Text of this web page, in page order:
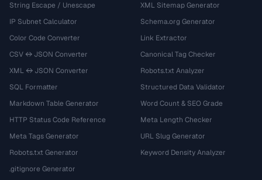
String Escape / Unescape
IP Subnet Calculator
Color Code Converter
CSV ↔ JSON Converter
XML ↔ JSON Converter
SQL Formatter
Markdown Table Generator
HTTP Status Code Reference
Meta Tags Generator
Robots.txt Generator
.gitignore Generator
XML Sitemap Generator
Schema.org Generator
Link Extractor
Canonical Tag Checker
Robots.txt Analyzer
Structured Data Validator
Word Count & SEO Grade
Meta Length Checker
URL Slug Generator
Keyword Density Analyzer